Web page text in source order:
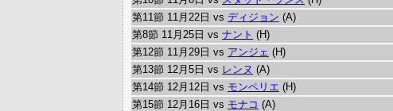
第11節 11月22日 vs ディジョン (A)
第8節 11月25日 vs ナント (H)
第12節 11月29日 vs アンジェ (H)
第13節 12月5日 vs レンヌ (A)
第14節 12月12日 vs モンペリエ (H)
第15節 12月16日 vs モナコ (A)